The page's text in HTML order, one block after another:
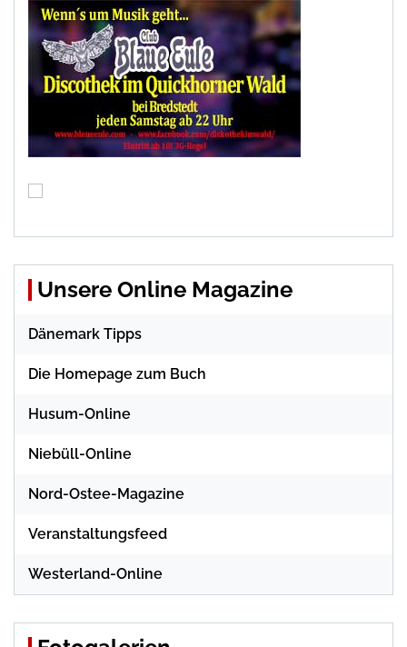
Unsere Online Magazine
Dänemark Tipps
Die Homepage zum Buch
Husum-Online
Niebüll-Online
Nord-Ostee-Magazine
Veranstaltungsfeed
Westerland-Online